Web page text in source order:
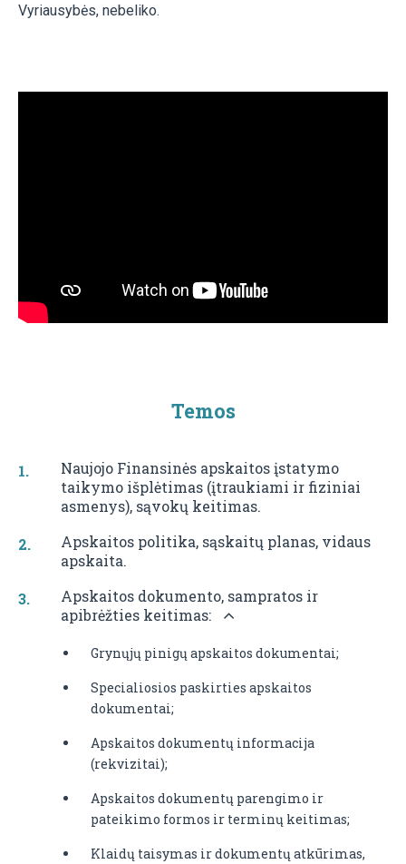
Vyriausybės, nebeliko.
Temos
Naujojo Finansinės apskaitos įstatymo
taikymo išplėtimas (įtraukiami ir fiziniai
asmenys), sąvokų keitimas.
Apskaitos politika, sąskaitų planas, vidaus
apskaita.
Apskaitos dokumento, sampratos ir
apibrėžties keitimas:
Grynųjų pinigų apskaitos dokumentai;
Specialiosios paskirties apskaitos
dokumentai;
Apskaitos dokumentų informacija
(rekvizitai);
Apskaitos dokumentų parengimo ir
pateikimo formos ir terminų keitimas;
Klaidų taisymas ir dokumentų atkūrimas,